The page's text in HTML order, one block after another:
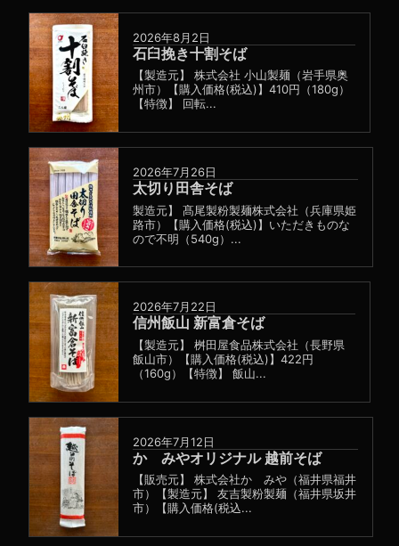
2026年8月2日
石臼挽き十割そば
【製造元】 株式会社 小山製麺（岩手県奥
州市）【購入価格(税込)】410円（180g）
【特徴】 回転...
2026年7月26日
太切り田舎そば
製造元】 髙尾製粉製麺株式会社（兵庫県姫
路市）【購入価格(税込)】いただきものな
ので不明（540g）...
2026年7月22日
信州飯山 新富倉そば
【製造元】 桝田屋食品株式会社（長野県
飯山市）【購入価格(税込)】422円
（160g）【特徴】 飯山...
2026年7月12日
かゞみやオリジナル 越前そば
【販売元】 株式会社かゞみや（福井県福井
市）【製造元】 友吉製粉製麺（福井県坂井
市）【購入価格(税込...